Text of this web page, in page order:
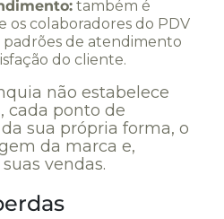
também é
os colaboradores do PDV
padrões de atendimento
do cliente.
não estabelece
cada ponto de
sua própria forma, o
da marca e,
vendas.